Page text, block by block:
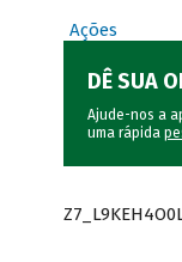
Ações
DÊ SUA
Ajude-nos a
uma rápida